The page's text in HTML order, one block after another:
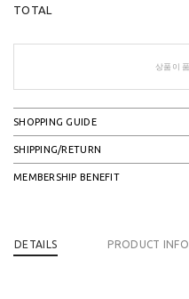
TOTAL
상품이
SHOPPING GUIDE
SHIPPING/RETURN
MEMBERSHIP BENEFIT
DETAILS PRODUCT INFO